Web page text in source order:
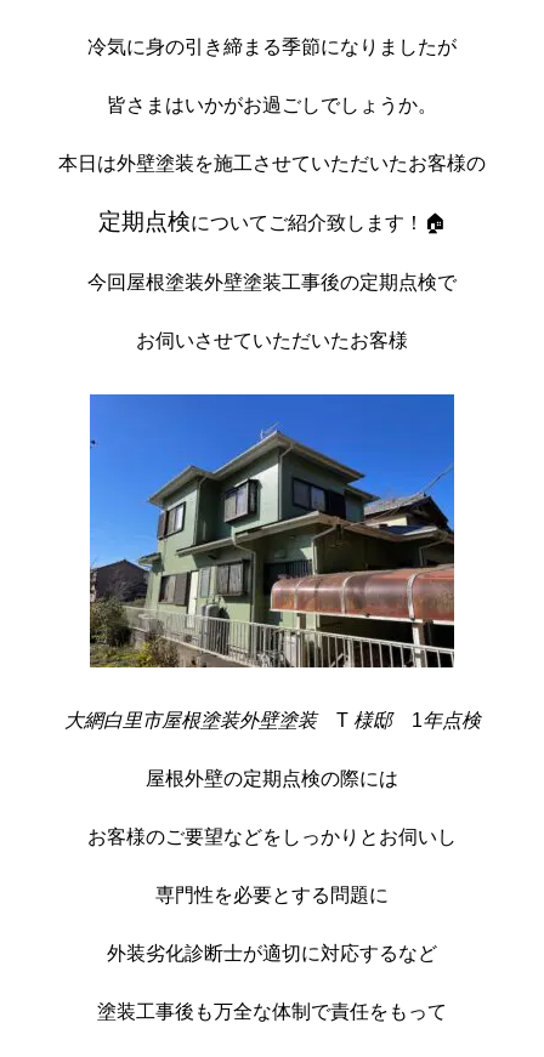
冷気に身の引き締まる季節になりましたが
皆さまはいかがお過ごしでしょうか。
本日は外壁塗装を施工させていただいたお客様の
定期点検についてご紹介致します！🏠
今回屋根塗装外壁塗装工事後の定期点検で
お伺いさせていただいたお客様
大網白里市屋根塗装外壁塗装 T 様邸 1年点検
屋根外壁の定期点検の際には
お客様のご要望などを しっかりと お伺いし
専門性を必要とする問題に
外装劣化診断士が適切に対応するなど
塗装工事後も万全な体制で責任をもって